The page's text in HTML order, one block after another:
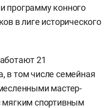
программу конного
в лиге исторического
21
в том числе семейная
мастер-
мягким спортивным